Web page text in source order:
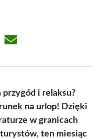
Share
przygód i relaksu?
na urlop! Dzięki
w granicach
ten miesiąc